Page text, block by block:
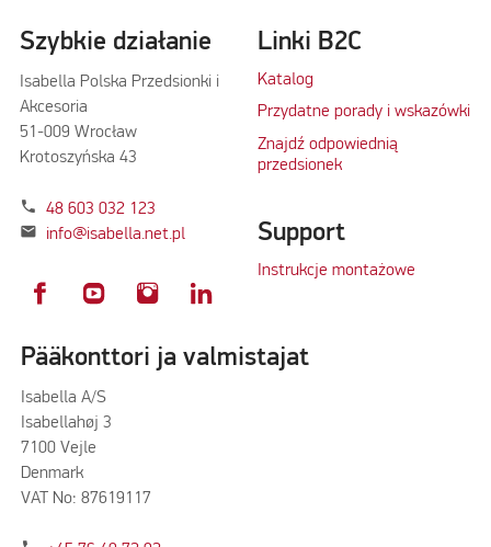
Szybkie działanie
Isabella Polska Przedsionki i
Akcesoria
51-009 Wrocław
Krotoszyńska 43
phone48 603 032 123
mail info@isabella.net.pl
Linki B2C
Katalog
Przydatne porady i wskazówki
Znajdź odpowiednią
przedsionek
Support
Instrukcje montażowe
Pääkonttori ja valmistajat
Isabella A/S
Isabellahøj 3
7100 Vejle
Denmark
VAT No: 87619117